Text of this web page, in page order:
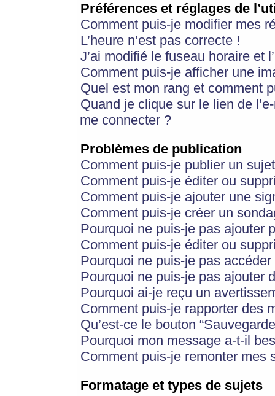
Préférences et réglages de
Comment puis-je modifier mes
L’heure n’est pas correcte !
J’ai modifié le fuseau horaire et
Comment puis-je afficher une
Quel est mon rang et comment
Quand je clique sur le lien de
me connecter ?
Problèmes de publication
Comment puis-je publier un
Comment puis-je éditer ou
Comment puis-je ajouter une
Comment puis-je créer un
Pourquoi ne puis-je pas ajouter
Comment puis-je éditer ou
Pourquoi ne puis-je pas
Pourquoi ne puis-je pas ajouter
Pourquoi ai-je reçu un
Comment puis-je rapporter des
Qu’est-ce le bouton
Pourquoi mon message a-t-il
Comment puis-je remonter mes
Formatage et types de sujets